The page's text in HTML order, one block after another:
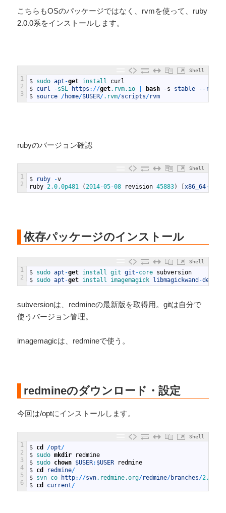
こちらもOSのパッケージではなく、rvmを使って、ruby
2.0.0系をインストールします。
Shell
1
2
3
$ sudo apt -get install curl
$ curl -sSL https : //get.rvm.io bash -s stable -- ruby
$ source /home/$USER/.rvm/scripts/rvm
rubyのバージョン確認
Shell
1
2
$ ruby -v
ruby 2.0.0p481 (2014-05-08 revision 45883) [x86_64-
依存パッケージのインストール
Shell
1
2
$ sudo apt -get install git git -core subversion
$ sudo apt -get install imagemagick libmagickwand -dev
subversionは、redmineの最新版を取得用。gitは自分で
使うバージョン管理。
imagemagicは、redmineで使う。
redmineのダウンロード・設定
今回は/optにインストールします。
Shell
1
2
3
4
5
6
$ cd /opt/
$ sudo mkdir
redmine
$ sudo chown $USER: $USER
redmine
$ cd redmine/
$ svn co http: //svn.redmine.org/redmine/branches/2.5
$ cd current/